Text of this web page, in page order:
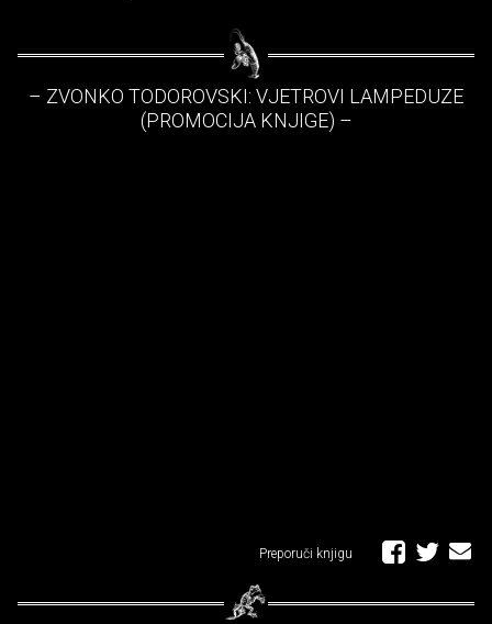
– ZVONKO TODOROVSKI: VJETROVI LAMPEDUZE
(PROMOCIJA KNJIGE) –
Preporuči knjigu